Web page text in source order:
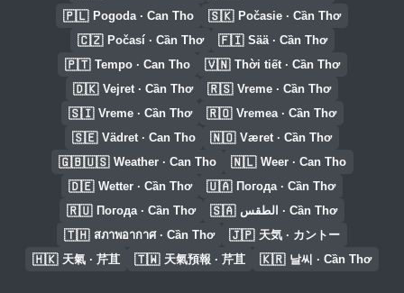
🇵🇱 Pogoda · Can Tho 🇸🇰 Počasie · Cần Thơ
🇨🇿 Počasí · Cần Thơ 🇫🇮 Sää · Cần Thơ
🇵🇹 Tempo · Can Tho 🇻🇳 Thời tiết · Cần Thơ
🇩🇰 Vejret · Cần Thơ 🇷🇸 Vreme · Cần Thơ
🇸🇮 Vreme · Cần Thơ 🇷🇴 Vremea · Cần Thơ
🇸🇪 Vädret · Can Tho 🇳🇴 Været · Cần Thơ
🇬🇧🇺🇸 Weather · Can Tho 🇳🇱 Weer · Can Tho
🇩🇪 Wetter · Cần Thơ 🇺🇦 Погода · Cần Thơ
🇷🇺 Погода · Cần Thơ 🇸🇦 الطقس · Cần Thơ
🇹🇭 สภาพอากาศ · Cần Thơ 🇯🇵 天気 · カントー
🇭🇰 天氣 · 芹苴 🇹🇼 天氣預報 · 芹苴 🇰🇷 날씨 · Cần Thơ